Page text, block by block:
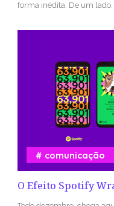
forma inédita. De um lado,
O Efeito Spotify
comunicação